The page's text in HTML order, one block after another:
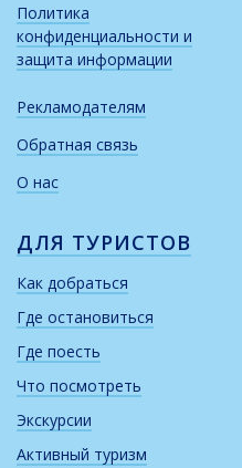
Политика
конфиденциальности и
защита информации
Рекламодателям
Обратная связь
О нас
ДЛЯ ТУРИСТОВ
Как добраться
Где остановиться
Где поесть
Что посмотреть
Экскурсии
Активный туризм